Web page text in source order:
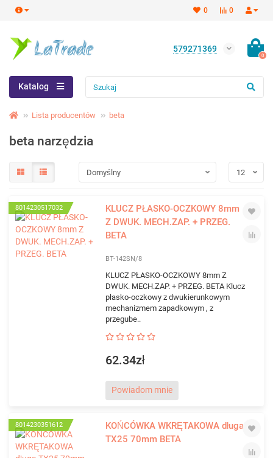
0
0
579271369
0
Katalog
Lista producentów beta
beta narzędzia
8014230517032
KLUCZ PŁASKO-OCZKOWY 8mm
Z DWUK. MECH.ZAP. + PRZEG.
BETA
BT-142SN/8
KLUCZ PŁASKO-OCZKOWY 8mm Z
DWUK. MECH.ZAP. + PRZEG. BETA Klucz
płasko-oczkowy z dwukierunkowym
mechanizmem zapadkowym , z
przegube..
62.34zł
Powiadom mnie
8014230351612
KOŃCÓWKA WKRĘTAKOWA długa
TX25 70mm BETA